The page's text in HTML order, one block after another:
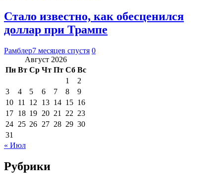
Стало известно, как обесценился
доллар при Трампе
Рамблер7 месяцев спустя 0
Август 2026
Пн Вт Ср Чт Пт Сб Вс
1
2
3
4 5 6 7 8
9
10 11 12 13 14 15 16
17 18 19 20 21 22 23
24 25 26 27 28 29 30
31
« Июл
Рубрики